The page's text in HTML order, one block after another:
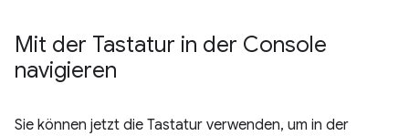
Mit der Tastatur in der Console
navigieren
Sie können jetzt die Tastatur verwenden, um in der